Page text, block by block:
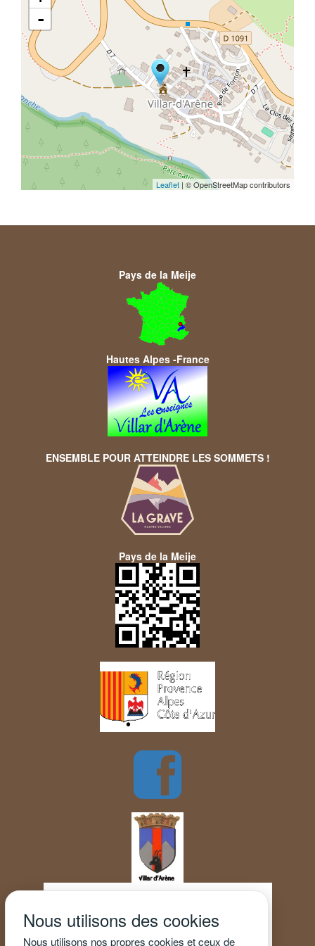
-
Leaflet | © OpenStreetMap contributors
Pays de la Meije
Hautes Alpes -France
ENSEMBLE POUR ATTEINDRE LES SOMMETS !
Pays de la Meije
Nous utilisons des cookies
Nous utilisons nos propres cookies et ceux de